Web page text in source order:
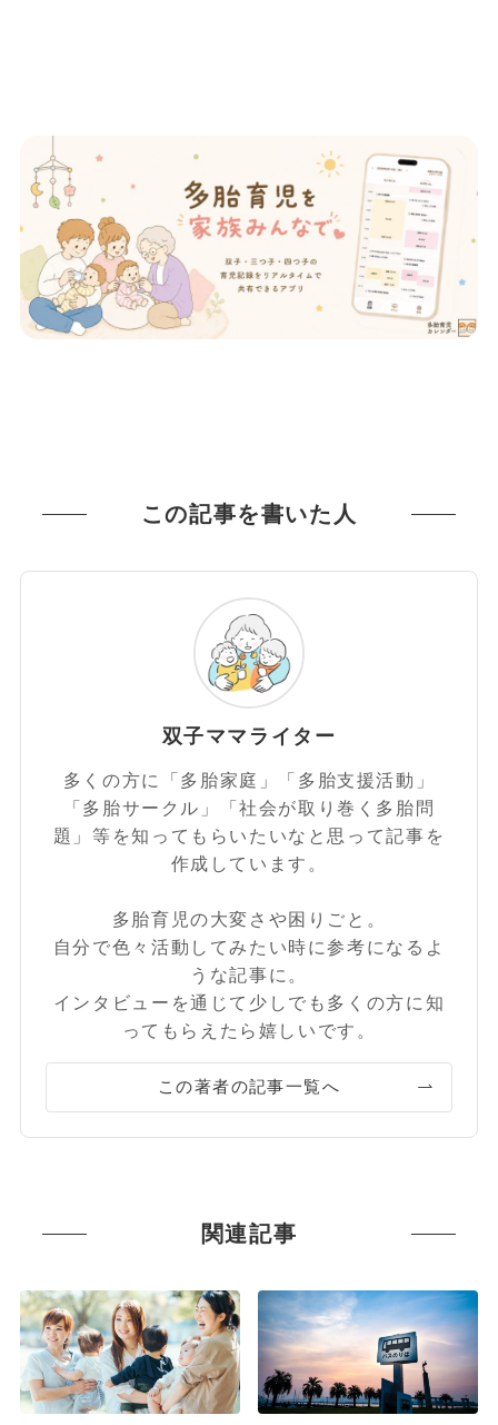
この記事を書いた人
双子ママライター
多くの方に「多胎家庭」「多胎支援活動」
「多胎サークル」「社会が取り巻く多胎問
題」等を知ってもらいたいなと思って記事を
作成しています。
多胎育児の大変さや困りごと。
自分で色々活動してみたい時に参考になるよ
うな記事に。
インタビューを通じて少しでも多くの方に知
ってもらえたら嬉しいです。
この著者の記事一覧へ
関連記事